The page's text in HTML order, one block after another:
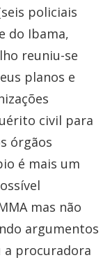
policiais
do Ibama,
reuniu-se
planos e
civil para
órgãos
é mais um
mas não
argumentos
a procuradora